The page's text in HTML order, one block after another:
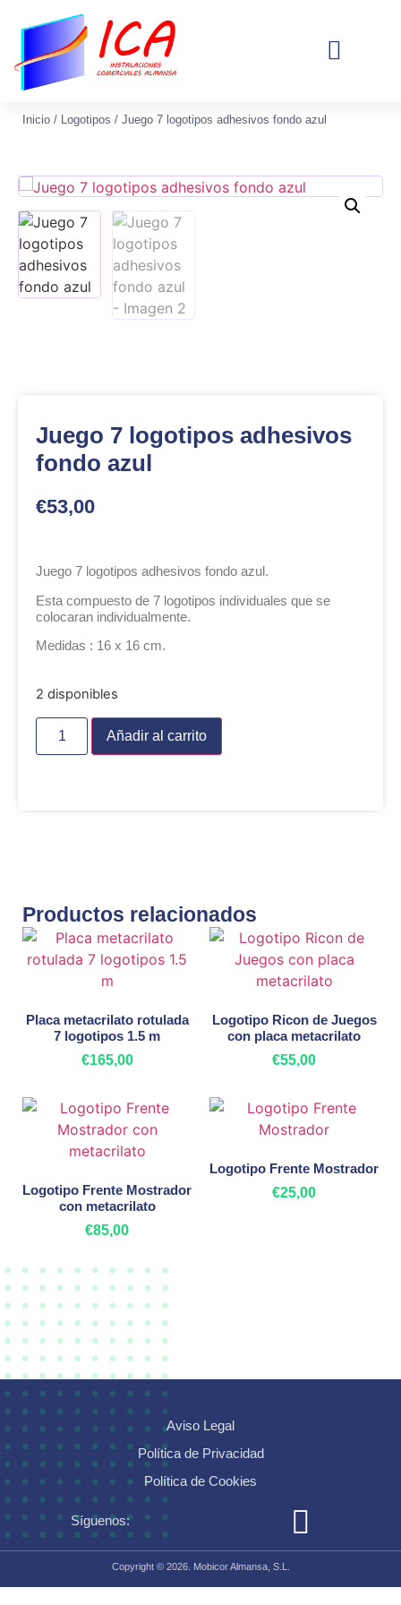
Inicio / Logotipos / Juego 7 logotipos adhesivos fondo azul
Juego 7 logotipos adhesivos
fondo azul
€53,00
Juego 7 logotipos adhesivos fondo azul.
Esta compuesto de 7 logotipos individuales que se
colocaran individualmente.
Medidas : 16 x 16 cm.
2 disponibles
Añadir al carrito
Productos relacionados
Placa metacrilato rotulada
7 logotipos 1.5 m
€165,00
Logotipo Ricon de Juegos
con placa metacrilato
€55,00
Logotipo Frente Mostrador
con metacrilato
€85,00
Logotipo Frente Mostrador
€25,00
Aviso Legal
Política de Privacidad
Política de Cookies
Síguenos:
Copyright © 2026. Mobicor Almansa, S.L.